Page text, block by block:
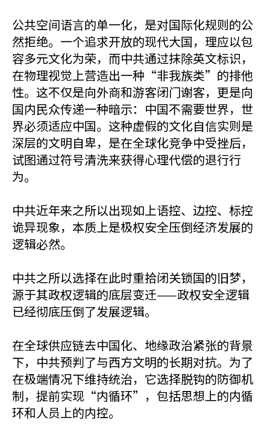
公共空间语言的单一化，是对国际化规则的公
然拒绝。一个追求开放的现代大国，理应以包
容多元文化为荣，而中共通过抹除英文标识，
在物理视觉上营造出一种“非我族类”的排他
性。这不仅是向外商和游客闭门谢客，更是向
国内民众传递一种暗示：中国不需要世界，世
界必须适应中国。这种虚假的文化自信实则是
深层的文明自卑，是在全球化竞争中受挫后，
试图通过符号清洗来获得心理代偿的退行行
为。
中共近年来之所以出现如上语控、边控、标控
诡异现象，本质上是极权安全压倒经济发展的
逻辑必然。
中共之所以选择在此时重拾闭关锁国的旧梦，
源于其政权逻辑的底层变迁——政权安全逻辑
已经彻底压倒了发展逻辑。
在全球供应链去中国化、地缘政治紧张的背景
下，中共预判了与西方文明的长期对抗。为了
在极端情况下维持统治，它选择脱钩的防御机
制，提前实现“内循环”，包括思想上的内循
环和人员上的内控。